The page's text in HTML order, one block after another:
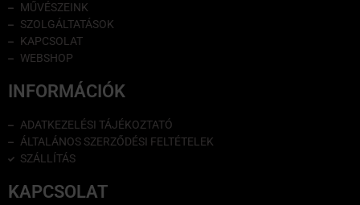
MŰVÉSZEINK
SZOLGÁLTATÁSOK
KAPCSOLAT
WEBSHOP
INFORMÁCIÓK
ADATKEZELÉSI TÁJÉKOZTATÓ
ÁLTALÁNOS SZERZŐDÉSI FELTÉTELEK
SZÁLLÍTÁS
KAPCSOLAT